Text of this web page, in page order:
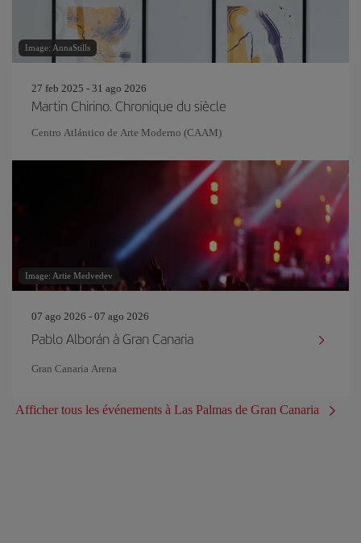
Image: AnnaStills
27 feb 2025 - 31 ago 2026
Martin Chirino. Chronique du siècle
Centro Atlántico de Arte Moderno (CAAM)
Image: Artie Medvedev
07 ago 2026 - 07 ago 2026
Pablo Alborán à Gran Canaria
Gran Canaria Arena
Afficher tous les événements à Las Palmas de Gran Canaria